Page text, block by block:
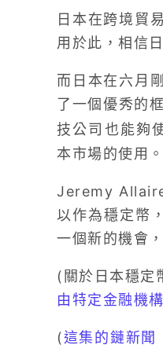
日本在跨境貿
用於此，相信
而日本在六月
了一個優秀的
技公司也能夠
本市場的使用。
Jeremy
以作為穩定幣
一個新的機會
(關於日本穩定
由特定金融機
(這集的鏈新